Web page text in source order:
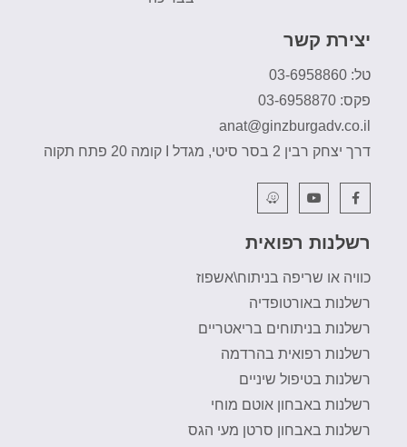
יצירת קשר
טל: 03-6958860
פקס: 03-6958870
anat@ginzburgadv.co.il
דרך יצחק רבין 2 בסר סיטי, מגדל I קומה 20 פתח תקוה
רשלנות רפואית
כוויה או שריפה בניתוח\אשפוז
רשלנות באורטופדיה
רשלנות בניתוחים בריאטריים
רשלנות רפואית בהרדמה
רשלנות בטיפול שיניים
רשלנות באבחון אוטם מוחי
רשלנות באבחון סרטן מעי הגס